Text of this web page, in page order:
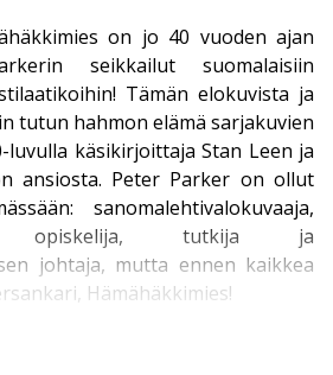
on jo 40 vuoden ajan
seikkailut suomalaisiin
Tämän elokuvista ja
tutun hahmon elämä sarjakuvien
luvulla käsikirjoittaja Stan Leen ja
ansiosta. Peter Parker on ollut
sanomalehtivalokuvaaja,
opiskelija, tutkija ja
johtaja, mutta ennen kaikkea
Hämähäkkimies!